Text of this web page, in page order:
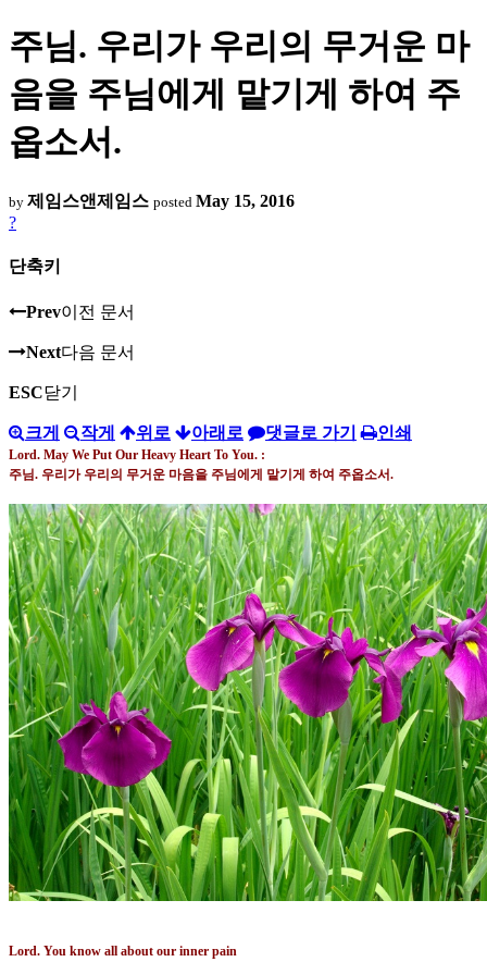
주님. 우리가 우리의 무거운 마
음을 주님에게 맡기게 하여 주
옵소서.
by 제임스앤제임스 posted May 15, 2016
?
단축키
Prev이전 문서
Next다음 문서
ESC닫기
크게 작게 위로 아래로 댓글로 가기 인쇄
Lord. May We Put Our Heavy Heart To You. :
주님. 우리가 우리의 무거운 마음을 주님에게 맡기게 하여 주옵소서.
Lord. You know all about our inner pain